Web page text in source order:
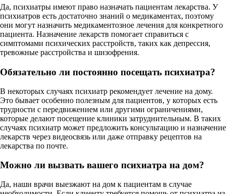
Да, психиатры имеют право назначать пациентам лекарства. У
психиатров есть достаточно знаний о медикаментах, поэтому
они могут назначить медикаментозное лечения для конкретного
пациента. Назначение лекарств помогает справиться с
симптомами психических расстройств, таких как депрессия,
тревожные расстройства и шизофрения.
Обязательно ли постоянно посещать психиатра?
В некоторых случаях психиатр рекомендует лечение на дому.
Это бывает особенно полезным для пациентов, у которых есть
трудности с передвижением или другими ограничениями,
которые делают посещение клиники затруднительным. В таких
случаях психиатр может предложить консультацию и назначение
лекарств через видеосвязь или даже отправку рецептов на
лекарства по почте.
Можно ли вызвать вашего психиатра на дом?
Да, наши врачи выезжают на дом к пациентам в случае